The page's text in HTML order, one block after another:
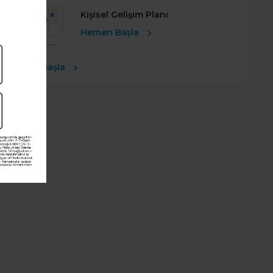
Kişisel Gelişim Planı
Hemen Başla
Ücretsiz Başla